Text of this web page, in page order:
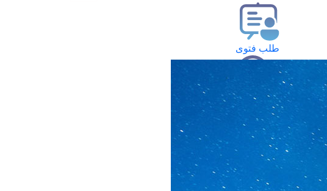
طلب فتوى
استعلام عن فتوى
حجز موعد